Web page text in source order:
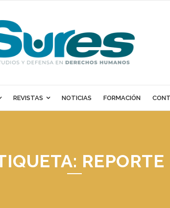
REVISTAS NOTICIAS FORMACIÓN
REPORTE